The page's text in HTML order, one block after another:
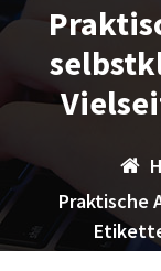
Praktische